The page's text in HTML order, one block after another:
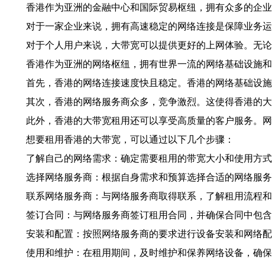
香港作为亚洲的金融中心和国际贸易枢纽，拥有众多的企
对于一家企业来说，拥有高速稳定的网络连接是保障业务
对于个人用户来说，大带宽可以提供更好的上网体验。无
香港作为亚洲的网络枢纽，拥有世界一流的网络基础设施
首先，香港的网络连接速度快且稳定。香港的网络基础设
其次，香港的网络服务商众多，竞争激烈。这使得香港的
此外，香港的大带宽租用还可以享受高质量的客户服务。
想要租用香港的大带宽，可以通过以下几个步骤：
了解自己的网络需求：确定需要租用的带宽大小和使用方式
选择网络服务商：根据自身需求和预算选择合适的网络服务
联系网络服务商：与网络服务商取得联系，了解租用流程和
签订合同：与网络服务商签订租用合同，并确保合同中包
安装和配置：按照网络服务商的要求进行设备安装和网络配
使用和维护：在租用期间，及时维护和保养网络设备，确保